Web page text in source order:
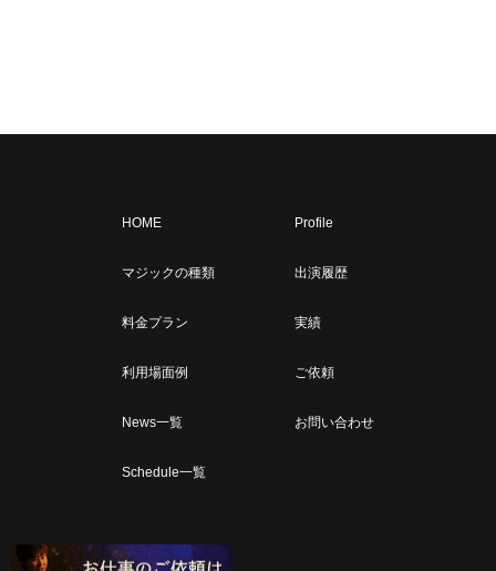
HOME
マジックの種類
料金プラン
利用場面例
News一覧
Schedule一覧
Profile
出演履歴
実績
ご依頼
お問い合わせ